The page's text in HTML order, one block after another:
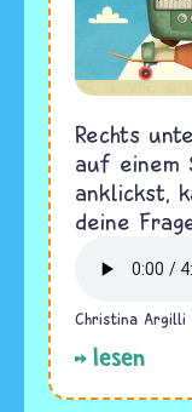
Rechts
auf einem
anklickst,
deine
Christina Argilli
lesen